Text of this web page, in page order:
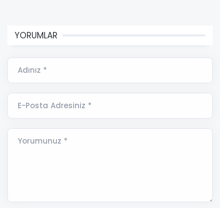
YORUMLAR
Adınız *
E-Posta Adresiniz *
Yorumunuz *